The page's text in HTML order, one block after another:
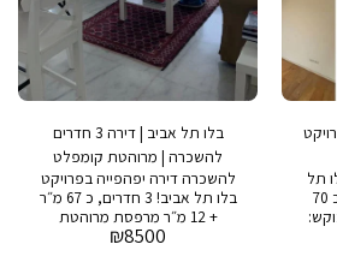
תל
אביב 3 חדרים + מרפסת כ 70
מבוקש:
בלו תל אביב | דירה 3 חדרים
להשכרה | מרוהטת קומפלט
להשכרה דירה יפהפייה בפרויקט
בלו תל אביב! 3 חדרים, כ 67 מ״ר
+ 12 מ״ר מרפסת מרוהטת
₪8500